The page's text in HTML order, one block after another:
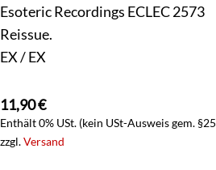
Esoteric Recordings ECLEC 2573
Reissue.
EX / EX
11,90€
Enthält 0% USt. (kein USt-Ausweis gem.
zzgl.Versand